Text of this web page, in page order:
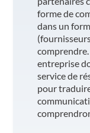
forme de
dans un
entreprise
service de
pour